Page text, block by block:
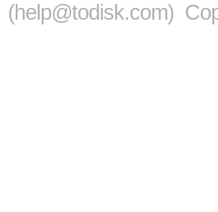
(help@todisk.com)